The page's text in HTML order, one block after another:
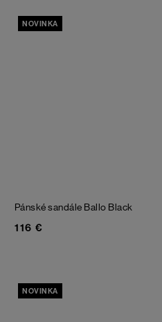
NOVINKA
Pánské sandále Ballo Black
116 €
NOVINKA